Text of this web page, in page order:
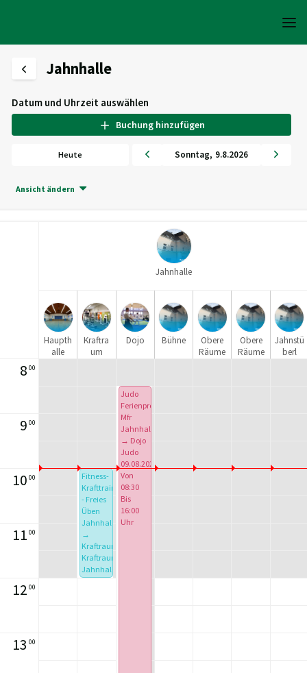
Jahnhalle
Datum und Uhrzeit auswählen
Buchung hinzufügen
Heute Sonntag, 9.8.2026
Ansicht ändern
Jahnhalle
Haupth
alle
Kraftra
um
Dojo Bühne
Obere
Räume
Obere
Räume
Jahnstü
berl
8 00
9 00
10 00
11 00
12 00
13 00
Fitness-
Krafttraining
- Freies
Üben
Jahnhalle
→
Kraftraum
Kraftraum
Jahnhalle
09.08.2026
Judo
Ferienprogramm
Mfr
Jahnhalle
→ Dojo
Judo
09.08.2026
Von
08:30
Bis
16:00
Uhr